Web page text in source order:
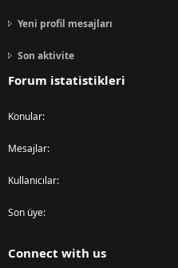
Yeni profil mesajları
Son aktivite
Forum istatistikleri
Konular
Mesajlar
Kullanıcılar
Son üye
Connect with us